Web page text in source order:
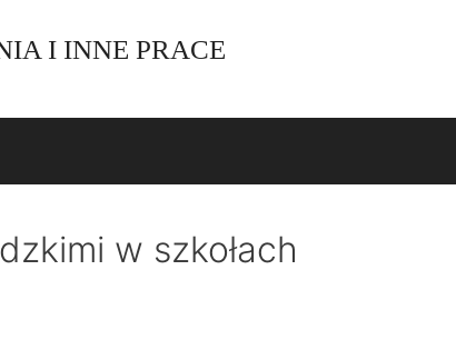
I INNE PRACE
w szkołach